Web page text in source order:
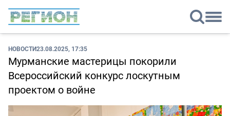
НОВОСТИ23.08.2025, 17:35
Мурманские мастерицы покорили
Всероссийский конкурс лоскутным
проектом о войне